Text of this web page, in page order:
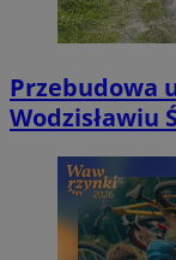
Przebudowa
Wodzisławiu